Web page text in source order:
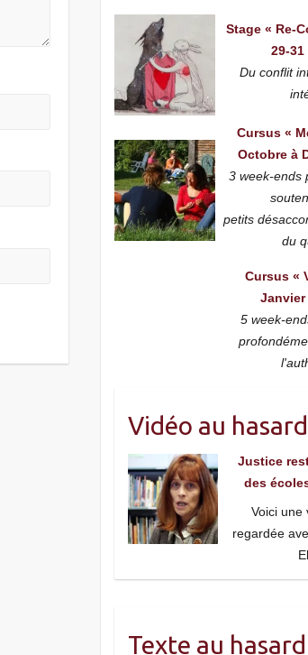
Stage « Re-
29-31
Du conflit
Cursus «
Octobre à
3 week-ends
petits
du
Cursus «
Janvier
5 week-
Vidéo au hasard
Justice
des
Voici une
regardée
Texte au hasard